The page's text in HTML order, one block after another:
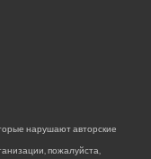
нарушают авторские
пожалуйста,